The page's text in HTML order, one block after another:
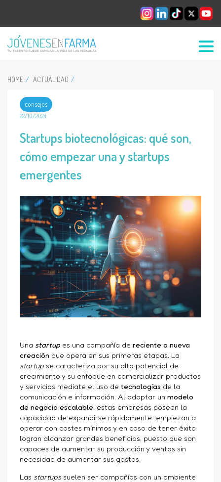
HOME ACTUALIDAD
consejos
22/10/2024
Startups biotecnológicas: qué son,
cómo empezar una y startups
emergentes
Una startup es una compañía de reciente o nueva
creación que opera en sus primeras etapas. La
startup se caracteriza por su alto potencial de
crecimiento y su enfoque en comercializar productos
y servicios mediate el uso de tecnologías de la
comunicación e información. Al adoptar un modelo
de negocio escalable , estas empresas poseen la
capacidad de expandirse rápidamente: empiezan a
operar con costes mínimos y en caso de tener éxito
logran alcanzar grandes beneficios, puesto que son
capaces de aumentar su producción y ventas sin
necesidad de aumentar sus gastos.
Las startups suelen ser compañías con un ambiente